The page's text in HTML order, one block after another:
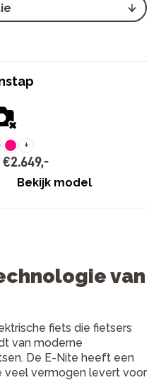
+
€2.649,-
Bekijk model
van
fiets die fietsers
van moderne
De E-Nite heeft een
veel vermogen levert voor